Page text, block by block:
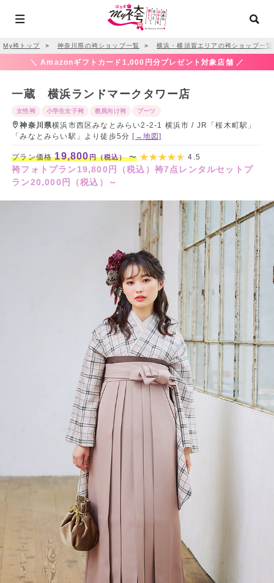
My袴トップ ＞ 神奈川県の袴ショップ一覧 ＞ 横浜・横須賀エリアの袴ショップ一覧
＼ Amazonギフトカード1,000円分プレゼント対象店舗 ／
一蔵 横浜ランドマークタワー店
女性袴 小学生女子袴 教員向け袴 ブーツ
神奈川県横浜市西区みなとみらい2-2-1 横浜市 / JR「桜木町駅」
「みなとみらい駅」より徒歩5分[→地図]
プラン価格19,800円（税込）〜 4.5
袴フォトプラン19,800円（税込）袴7点レンタルセットプ
ラン20,000円（税込）～